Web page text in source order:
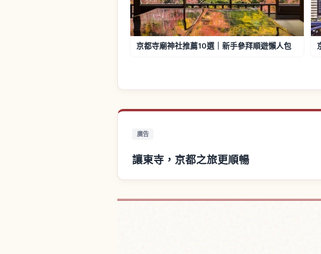
京都寺廟神社推薦10選｜新手參拜順遊懶人包
廣告
讓東寺，京都之旅更順暢